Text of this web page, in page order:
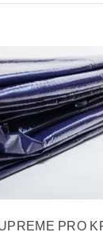
PRO